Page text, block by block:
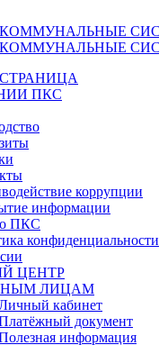
ПКС
коррупции
информации
ПКС
конфиденциальности
ЦЕНТР
ЛИЦАМ
кабинет
документ
информация